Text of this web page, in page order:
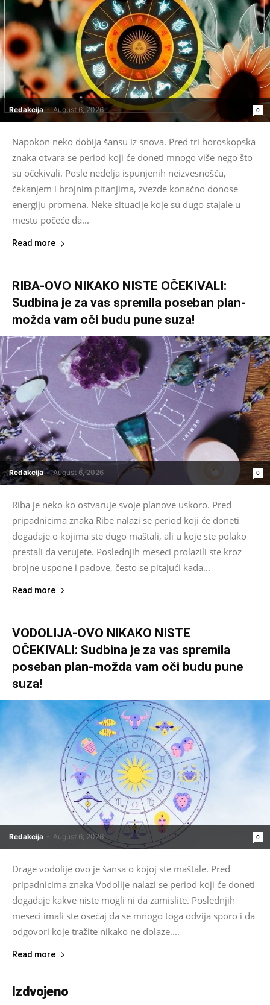
Redakcija - August 6, 2026 0
Napokon neko dobija šansu iz snova. Pred tri horoskopska
znaka otvara se period koji će doneti mnogo više nego što
su očekivali. Posle nedelja ispunjenih neizvesnošću,
čekanjem i brojnim pitanjima, zvezde konačno donose
energiju promena. Neke situacije koje su dugo stajale u
mestu počeće da...
Read more
RIBA-OVO NIKAKO NISTE OČEKIVALI:
Sudbina je za vas spremila poseban plan-
možda vam oči budu pune suza!
Redakcija - August 6, 2026 0
Riba je neko ko ostvaruje svoje planove uskoro. Pred
pripadnicima znaka Ribe nalazi se period koji će doneti
događaje o kojima ste dugo maštali, ali u koje ste polako
prestali da verujete. Poslednjih meseci prolazili ste kroz
brojne uspone i padove, često se pitajući kada...
Read more
VODOLIJA-OVO NIKAKO NISTE
OČEKIVALI: Sudbina je za vas spremila
poseban plan-možda vam oči budu pune
suza!
Redakcija - August 6, 2026 0
Drage vodolije ovo je šansa o kojoj ste maštale. Pred
pripadnicima znaka Vodolije nalazi se period koji će doneti
događaje kakve niste mogli ni da zamislite. Poslednjih
meseci imali ste osećaj da se mnogo toga odvija sporo i da
odgovori koje tražite nikako ne dolaze....
Read more
Izdvojeno